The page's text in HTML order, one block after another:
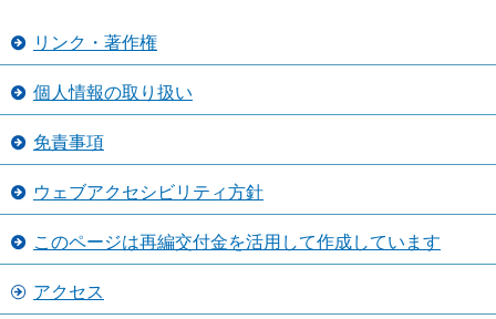
リンク・著作権
個人情報の取り扱い
免責事項
ウェブアクセシビリティ方針
このページは再編交付金を活用して作成しています
アクセス